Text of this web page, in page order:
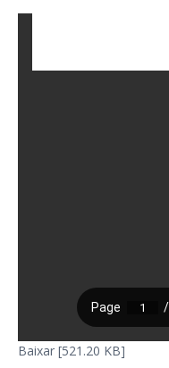
Baixar [521.20 KB]